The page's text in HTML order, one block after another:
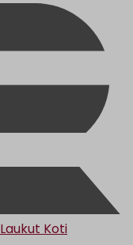
Laukut Koti